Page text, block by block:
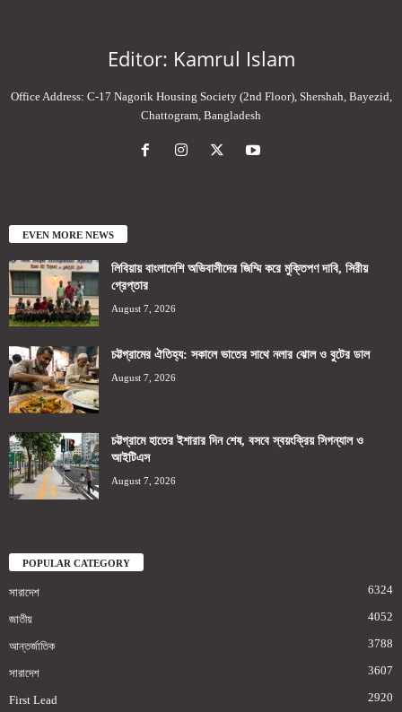
Editor: Kamrul Islam
Office Address: C-17 Nagorik Housing Society (2nd Floor), Shershah, Bayezid,
Chattogram, Bangladesh
EVEN MORE NEWS
লিবিয়ায় বাংলাদেশি অভিবাসীদের জিম্মি করে মুক্তিপণ দাবি, সিরীয়
গ্রেপ্তার
August 7, 2026
চট্টগ্রামের ঐতিহ্য: সকালে ভাতের সাথে নলার ঝোল ও বুটের ডাল
August 7, 2026
চট্টগ্রামে হাতের ইশারার দিন শেষ, বসবে স্বয়ংক্রিয় সিগন্যাল ও
আইটিএস
August 7, 2026
POPULAR CATEGORY
সারাদেশ 6324
জাতীয় 4052
আন্তর্জাতিক 3788
সারাদেশ 3607
First Lead 2920